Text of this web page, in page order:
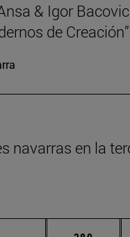
& Igor
de Creación”
navarras en la